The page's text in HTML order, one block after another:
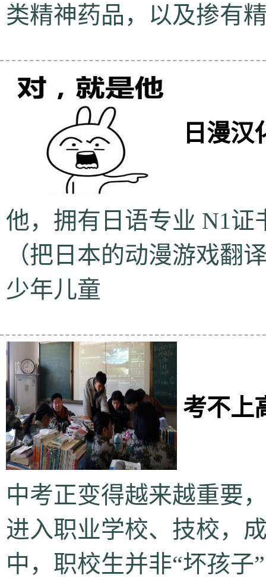
类精神药品，以及掺有
日漫汉
他，拥有日语专业 N1
（把日本的动漫游戏翻
少年儿童
考不上
中考正变得越来越重要
进入职业学校、技校，
中，职校生并非“坏孩子